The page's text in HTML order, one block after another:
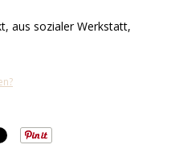
aus sozialer Werkstatt,